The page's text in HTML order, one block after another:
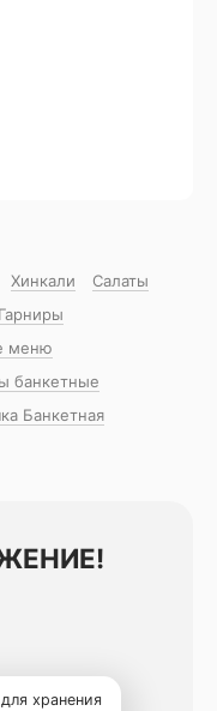
Хинкали
Салаты
Гарниры
меню
банкетные
Банкетная
хранения